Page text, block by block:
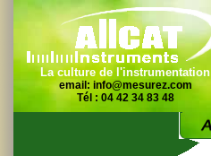
La culture de l'instrumentation
email: info@mesurez.com
Tél : 04 42 34 83 48